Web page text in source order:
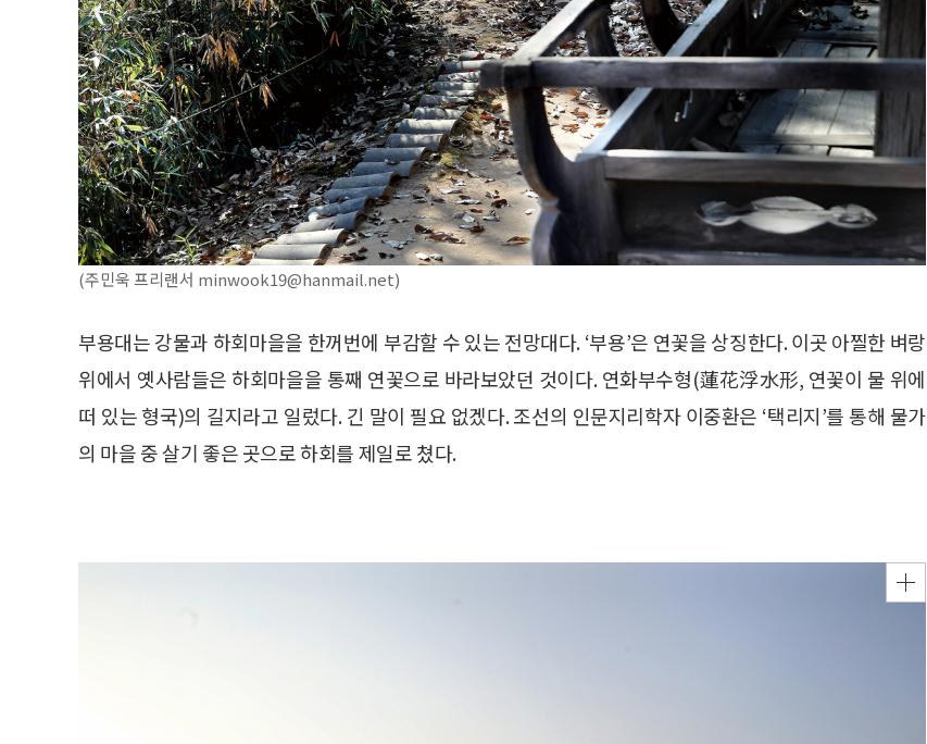
(주민욱 프리랜서 minwook19@hanmail.net)
부용대는 강물과 하회마을을 한꺼번에 부감할 수 있는 전망대다. ‘부용’은 연꽃을 상징한다. 이곳 아찔한 벼랑
위에서 옛사람들은 하회마을을 통째 연꽃으로 바라보았던 것이다. 연화부수형(蓮花浮水形, 연꽃이 물 위에
떠 있는 형국)의 길지라고 일렀다. 긴 말이 필요 없겠다. 조선의 인문지리학자 이중환은 ‘택리지’를 통해 물가
의 마을 중 살기 좋은 곳으로 하회를 제일로 쳤다.